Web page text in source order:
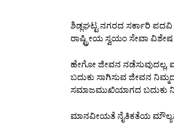
ಶಿಡ್ಲಘಟ್ಟ ನಗರದ ಸರ್ಕಾರಿ
ರಾಷ್ಟ್ರೀಯ ಸ್ವಯಂ ಸೇವಾ
ಹೇಗೋ ಜೀವನ
ಬದುಕು ಸಾಗಿಸುವ ಜೀವನ
ಸಮಾಜಮುಖಿಯಾಗದ ಬದುಕು
ಮಾನವೀಯತೆ ನೈತಿಕತೆಯ